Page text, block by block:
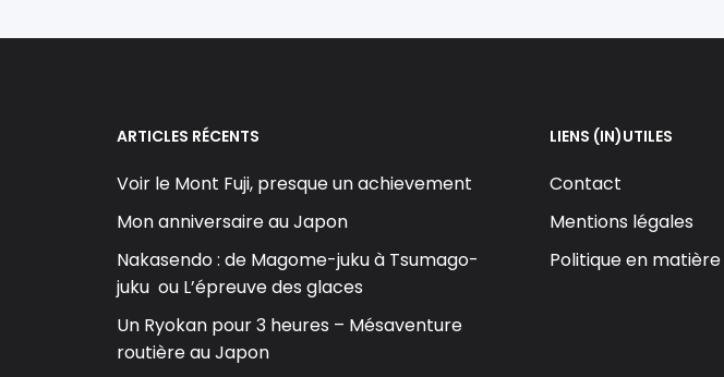
ARTICLES RÉCENTS
Voir le Mont Fuji, presque un achievement
Mon anniversaire au Japon
Nakasendo : de Magome-juku à Tsumago-
juku ou L’épreuve des glaces
Un Ryokan pour 3 heures – Mésaventure
routière au Japon
LIENS (IN)UTILES
Contact
Mentions légales
Politique en